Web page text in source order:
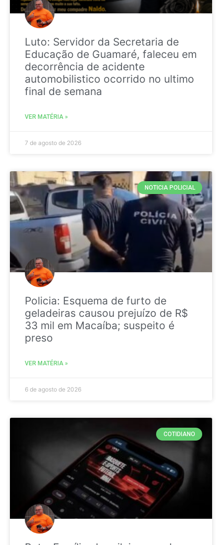
Luto: Servidor da Secretaria de
Educação de Guamaré, faleceu em
decorrência de acidente
automobilistico ocorrido no ultimo
final de semana
VER MATÉRIA »
7 de agosto de 2026
NOTICIA POLICIAL
Policia: Esquema de furto de
geladeiras causou prejuízo de R$
33 mil em Macaíba; suspeito é
preso
VER MATÉRIA »
6 de agosto de 2026
COTIDIANO